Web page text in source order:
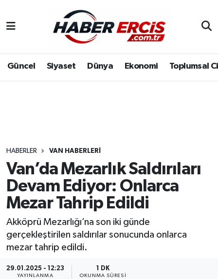
Güncel Siyaset Dünya Ekonomi Toplumsal
HABERLER VAN HABERLERI
Van’da Mezarlık Saldırıları
Devam Ediyor: Onlarca
Mezar Tahrip Edildi
Akköprü Mezarlığı’na son iki günde
gerçekleştirilen saldırılar sonucunda onlarca
mezar tahrip edildi.
29.01.2025 - 12:23
YAYINLANMA
1 DK
OKUNMA SÜRESI